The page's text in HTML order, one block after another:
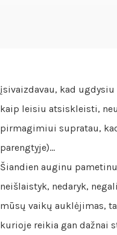
įsivaizdavau, kad
kaip leisiu atsiskleisti,
pirmagimiui supratau,
parengtyje)…
Šiandien auginu
neišlaistyk, nedaryk,
mūsų vaikų auklėjimas,
kurioje reikia gan dažnai